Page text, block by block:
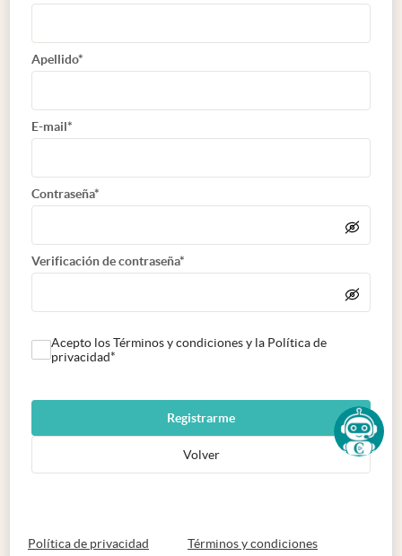
Apellido*
E-mail*
Contraseña*
Verificación de contraseña*
Acepto los Términos y condiciones y la Política de
privacidad*
Registrarme
Volver
Política de privacidad abre en nueva pestaña
Términos y condicionesabre en nueva